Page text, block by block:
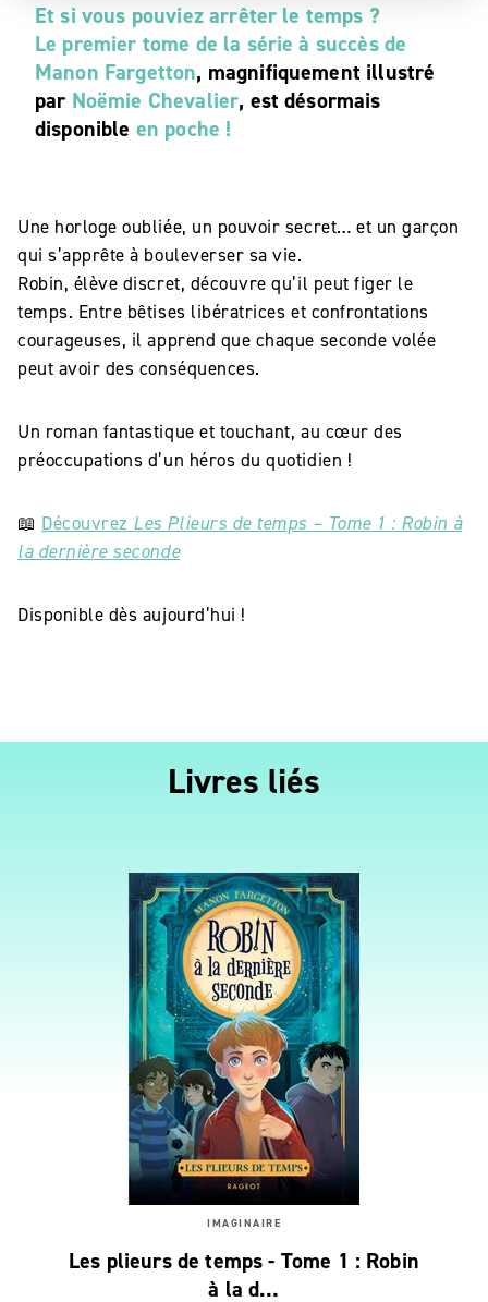
Et si vous pouviez arrêter le temps ?
Le premier tome de la série à succès de
Manon Fargetton, magnifiquement illustré
par Noëmie Chevalier, est désormais
disponible en poche !
Une horloge oubliée, un pouvoir secret… et un garçon
qui s’apprête à bouleverser sa vie.
Robin, élève discret, découvre qu’il peut figer le
temps. Entre bêtises libératrices et confrontations
courageuses, il apprend que chaque seconde volée
peut avoir des conséquences.
Un roman fantastique et touchant, au cœur des
préoccupations d’un héros du quotidien !
📖 Découvrez Les Plieurs de temps – Tome 1 : Robin à
la dernière seconde
Disponible dès aujourd’hui !
Livres liés
IMAGINAIRE
Les plieurs de temps - Tome 1 : Robin
à la d…